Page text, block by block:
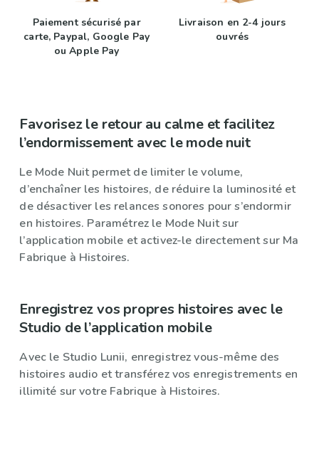
Paiement sécurisé par
carte, Paypal, Google Pay
ou Apple Pay
Livraison en 2-4 jours
ouvrés
Favorisez le retour au calme et facilitez
l’endormissement avec le mode nuit
Le Mode Nuit permet de limiter le volume,
d’enchaîner les histoires, de réduire la luminosité et
de désactiver les relances sonores pour s’endormir
en histoires. Paramétrez le Mode Nuit sur
l’application mobile et activez-le directement sur Ma
Fabrique à Histoires.
Enregistrez vos propres histoires avec le
Studio de l’application mobile
Avec le Studio Lunii, enregistrez vous-même des
histoires audio et transférez vos enregistrements en
illimité sur votre Fabrique à Histoires.